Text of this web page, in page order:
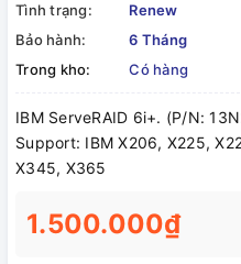
Tình trạng:
Renew
Bảo hành:
6 Tháng
Trong kho:
Có hàng
IBM ServeRAID 6i+. (P/N:
Support: IBM X206, X225,
X345, X365
1.500.000₫